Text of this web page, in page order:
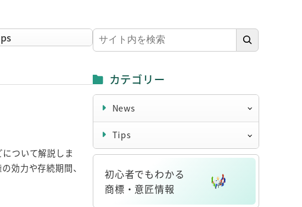
ついて解説しま
効力や存続期間、
検
索
カテゴリー
News
Tips
初心者でもわかる
商標・意匠情報